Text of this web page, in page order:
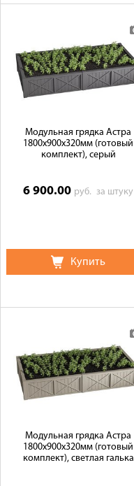
Модульная грядка Астра
1800x900x320мм (готовый
комплект), серый
6 900.00 руб.за штуку
Купить
Модульная грядка Астра
1800x900x320мм (готовый
комплект), светлая галька